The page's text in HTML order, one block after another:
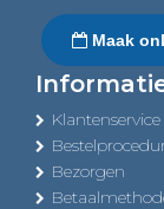
Maak
Klantenservice
Bezorgen